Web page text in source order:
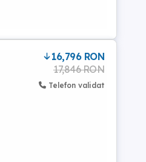
16,796 RON
17,846 RON
Telefon validat